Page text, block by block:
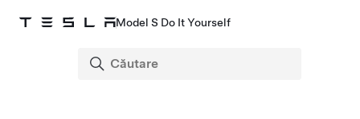
Model S Do It Yourself